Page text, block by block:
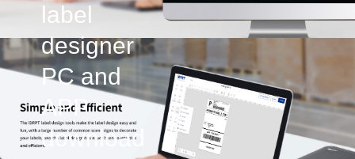
label
designer
PC and
APP
download